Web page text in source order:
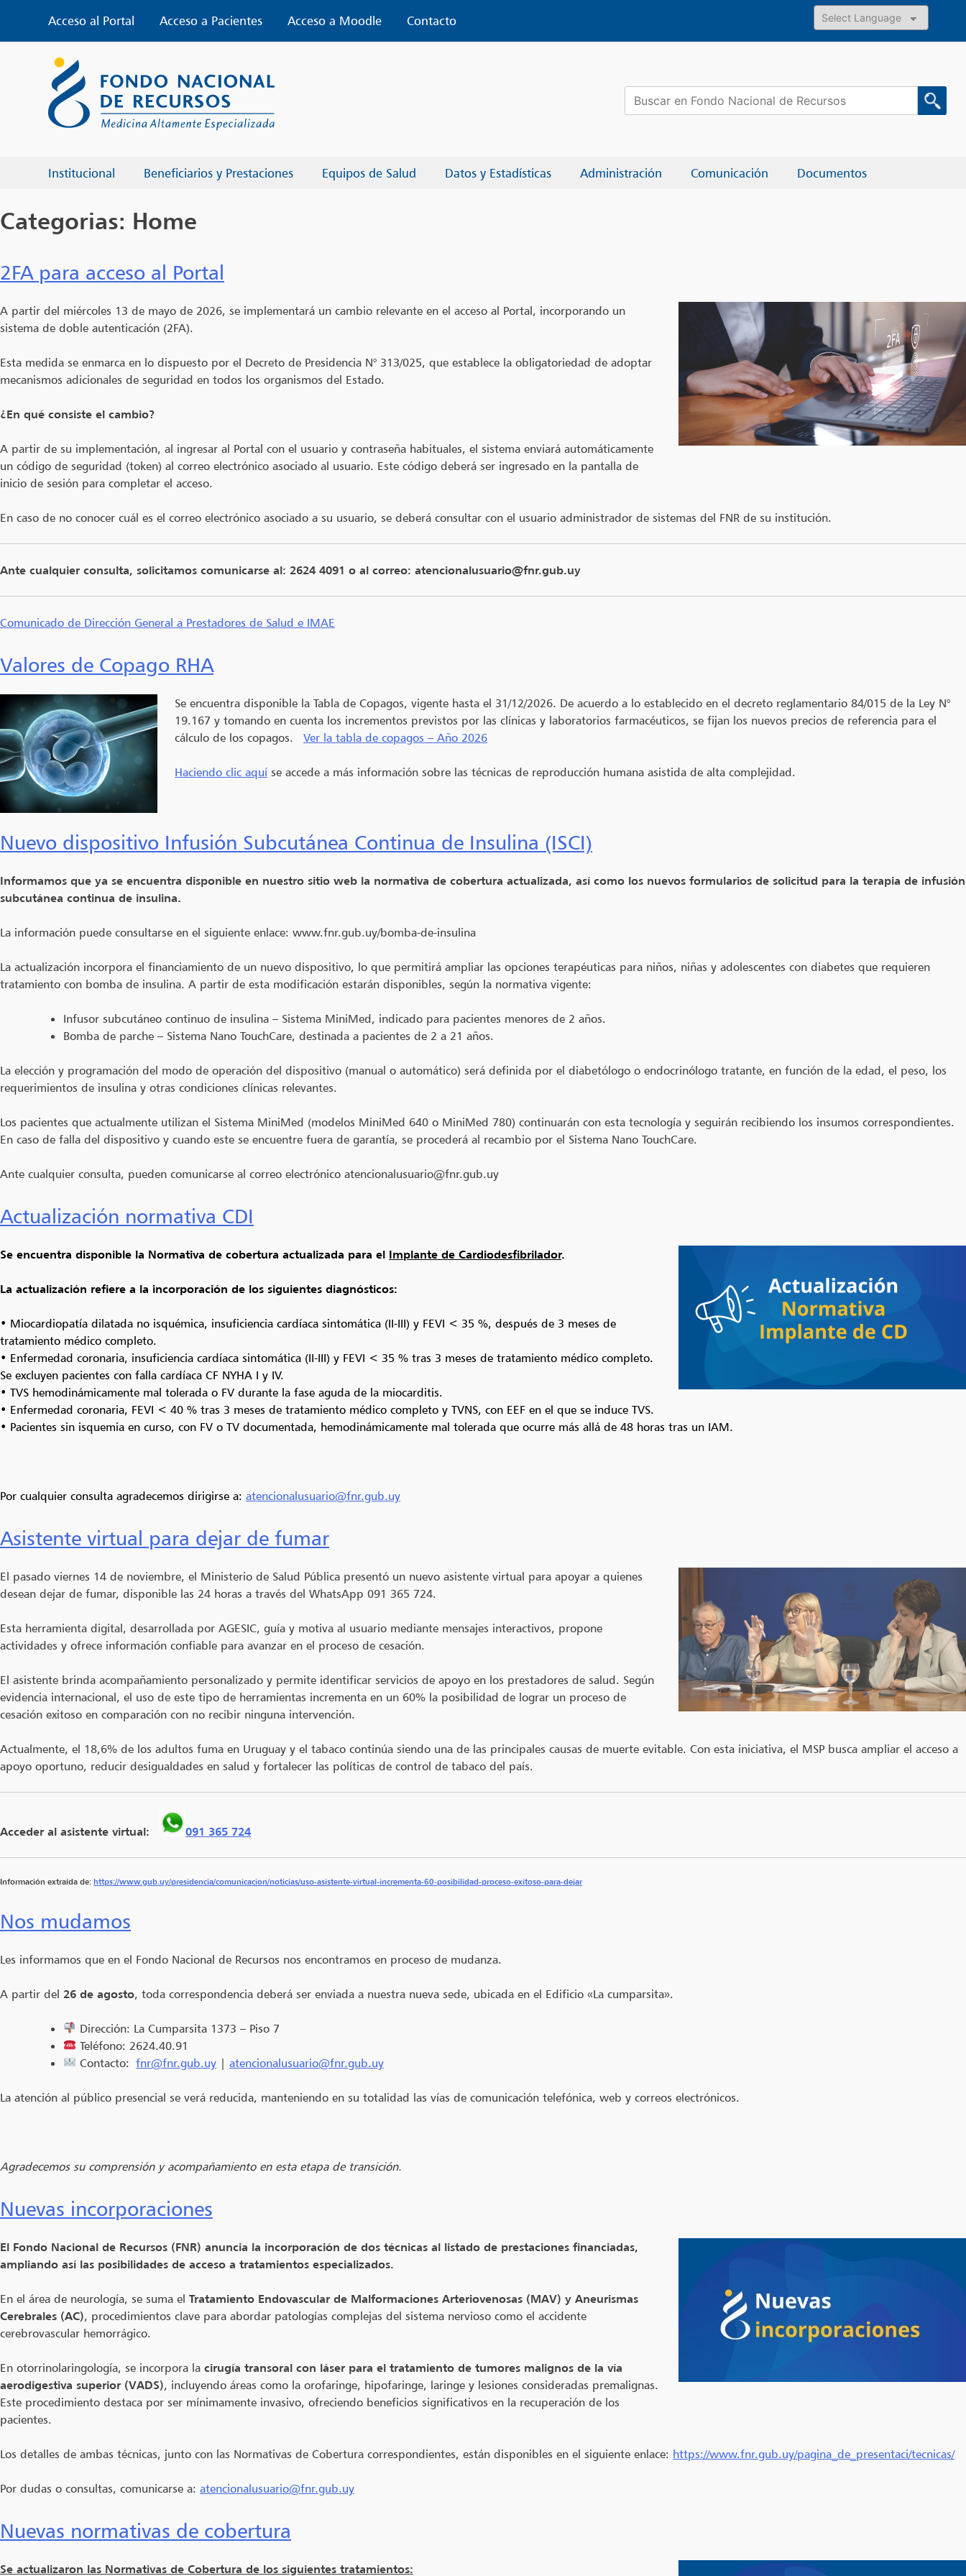
content
Acceso al Portal Acceso a Pacientes Acceso a Moodle
Contacto
Powered by
Institucional Beneficiarios y Prestaciones Equipos de Salud Datos y Estadísticas Administración Comunicación Documentos
Buscar:
Categorias: Home
2FA para acceso al Portal
A partir del miércoles 13 de mayo de 2026, se implementará un cambio relevante en el acceso al Portal, incorporando un
sistema de doble autenticación (2FA).
Esta medida se enmarca en lo dispuesto por el Decreto de Presidencia N° 313/025, que establece la obligatoriedad de adoptar
mecanismos adicionales de seguridad en todos los organismos del Estado.
¿En qué consiste el cambio?
A partir de su implementación, al ingresar al Portal con el usuario y contraseña habituales, el sistema enviará automáticamente
un código de seguridad (token) al correo electrónico asociado al usuario. Este código deberá ser ingresado en la pantalla de
inicio de sesión para completar el acceso.
En caso de no conocer cuál es el correo electrónico asociado a su usuario, se deberá consultar con el usuario administrador de sistemas del FNR de su institución.
Ante cualquier consulta, solicitamos comunicarse al: 2624 4091 o al correo: atencionalusuario@fnr.gub.uy
Comunicado de Dirección General a Prestadores de Salud e IMAE
Valores de Copago RHA
Se encuentra disponible la Tabla de Copagos, vigente hasta el 31/12/2026. De acuerdo a lo establecido en el decreto reglamentario 84/015 de la Ley N°
19.167 y tomando en cuenta los incrementos previstos por las clínicas y laboratorios farmacéuticos, se fijan los nuevos precios de referencia para el
cálculo de los copagos. Ver la tabla de copagos – Año 2026
Haciendo clic aquí se accede a más información sobre las técnicas de reproducción humana asistida de alta complejidad.
Nuevo dispositivo Infusión Subcutánea Continua de Insulina (ISCI)
Informamos que ya se encuentra disponible en nuestro sitio web la normativa de cobertura actualizada, así como los nuevos formularios de solicitud para la terapia de infusión
subcutánea continua de insulina.
La información puede consultarse en el siguiente enlace: www.fnr.gub.uy/bomba-de-insulina
La actualización incorpora el financiamiento de un nuevo dispositivo, lo que permitirá ampliar las opciones terapéuticas para niños, niñas y adolescentes con diabetes que requieren
tratamiento con bomba de insulina. A partir de esta modificación estarán disponibles, según la normativa vigente:
Infusor subcutáneo continuo de insulina – Sistema MiniMed, indicado para pacientes menores de 2 años.
Bomba de parche – Sistema Nano TouchCare, destinada a pacientes de 2 a 21 años.
La elección y programación del modo de operación del dispositivo (manual o automático) será definida por el diabetólogo o endocrinólogo tratante, en función de la edad, el peso, los
requerimientos de insulina y otras condiciones clínicas relevantes.
Los pacientes que actualmente utilizan el Sistema MiniMed (modelos MiniMed 640 o MiniMed 780) continuarán con esta tecnología y seguirán recibiendo los insumos correspondientes.
En caso de falla del dispositivo y cuando este se encuentre fuera de garantía, se procederá al recambio por el Sistema Nano TouchCare.
Ante cualquier consulta, pueden comunicarse al correo electrónico atencionalusuario@fnr.gub.uy
Actualización normativa CDI
Se encuentra disponible la Normativa de cobertura actualizada para el Implante de Cardiodesfibrilador.
La actualización refiere a la incorporación de los siguientes diagnósticos:
• Miocardiopatía dilatada no isquémica, insuficiencia cardíaca sintomática (II-III) y FEVI < 35 %, después de 3 meses de
tratamiento médico completo.
• Enfermedad coronaria, insuficiencia cardíaca sintomática (II-III) y FEVI < 35 % tras 3 meses de tratamiento médico completo.
Se excluyen pacientes con falla cardíaca CF NYHA I y IV.
• TVS hemodinámicamente mal tolerada o FV durante la fase aguda de la miocarditis.
• Enfermedad coronaria, FEVI < 40 % tras 3 meses de tratamiento médico completo y TVNS, con EEF en el que se induce TVS.
• Pacientes sin isquemia en curso, con FV o TV documentada, hemodinámicamente mal tolerada que ocurre más allá de 48 horas tras un IAM.
Por cualquier consulta agradecemos dirigirse a: atencionalusuario@fnr.gub.uy
Asistente virtual para dejar de fumar
El pasado viernes 14 de noviembre, el Ministerio de Salud Pública presentó un nuevo asistente virtual para apoyar a quienes
desean dejar de fumar, disponible las 24 horas a través del WhatsApp 091 365 724.
Esta herramienta digital, desarrollada por AGESIC, guía y motiva al usuario mediante mensajes interactivos, propone
actividades y ofrece información confiable para avanzar en el proceso de cesación.
El asistente brinda acompañamiento personalizado y permite identificar servicios de apoyo en los prestadores de salud. Según
evidencia internacional, el uso de este tipo de herramientas incrementa en un 60% la posibilidad de lograr un proceso de
cesación exitoso en comparación con no recibir ninguna intervención.
Actualmente, el 18,6% de los adultos fuma en Uruguay y el tabaco continúa siendo una de las principales causas de muerte evitable. Con esta iniciativa, el MSP busca ampliar el acceso a
apoyo oportuno, reducir desigualdades en salud y fortalecer las políticas de control de tabaco del país.
Acceder al asistente virtual: 091 365 724
Información extraída de: https://www.gub.uy/presidencia/comunicacion/noticias/uso-asistente-virtual-incrementa-60-posibilidad-proceso-exitoso-para-dejar
Nos mudamos
Les informamos que en el Fondo Nacional de Recursos nos encontramos en proceso de mudanza.
A partir del 26 de agosto, toda correspondencia deberá ser enviada a nuestra nueva sede, ubicada en el Edificio «La cumparsita».
Dirección: La Cumparsita 1373 – Piso 7
Teléfono: 2624.40.91
Contacto:fnr@fnr.gub.uy |atencionalusuario@fnr.gub.uy
La atención al público presencial se verá reducida, manteniendo en su totalidad las vías de comunicación telefónica, web y correos electrónicos.
Agradecemos su comprensión y acompañamiento en esta etapa de transición.
Nuevas incorporaciones
El Fondo Nacional de Recursos (FNR) anuncia la incorporación de dos técnicas al listado de prestaciones financiadas,
ampliando así las posibilidades de acceso a tratamientos especializados.
En el área de neurología, se suma el Tratamiento Endovascular de Malformaciones Arteriovenosas (MAV) y Aneurismas
Cerebrales (AC), procedimientos clave para abordar patologías complejas del sistema nervioso como el accidente
cerebrovascular hemorrágico.
En otorrinolaringología, se incorpora la cirugía transoral con láser para el tratamiento de tumores malignos de la vía
aerodigestiva superior (VADS), incluyendo áreas como la orofaringe, hipofaringe, laringe y lesiones consideradas premalignas.
Este procedimiento destaca por ser mínimamente invasivo, ofreciendo beneficios significativos en la recuperación de los
pacientes.
Los detalles de ambas técnicas, junto con las Normativas de Cobertura correspondientes, están disponibles en el siguiente enlace: https://www.fnr.gub.uy/pagina_de_presentaci/tecnicas/
Por dudas o consultas, comunicarse a: atencionalusuario@fnr.gub.uy
Nuevas normativas de cobertura
Se actualizaron las Normativas de Cobertura de los siguientes tratamientos: